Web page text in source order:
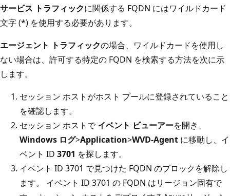
サービス トラフィックに関係する FQDN にはワイルドカード
文字 (*) を使用する必要があります。
エージェント トラフィックの場合、ワイルドカードを使用し
ない場合は、許可する特定の FQDN を検索する方法を次に示
します。
セッション ホストがホスト プールに登録されていること
を確認します。
セッション ホストでイベント ビューアーを開き、
Windows ログ>Application>WVD-Agent に移動し、イ
ベント ID 3701 を探します。
イベント ID 3701 で見つけた FQDN のブロックを解除し
ます。 イベント ID 3701 の FQDN はリージョン固有で